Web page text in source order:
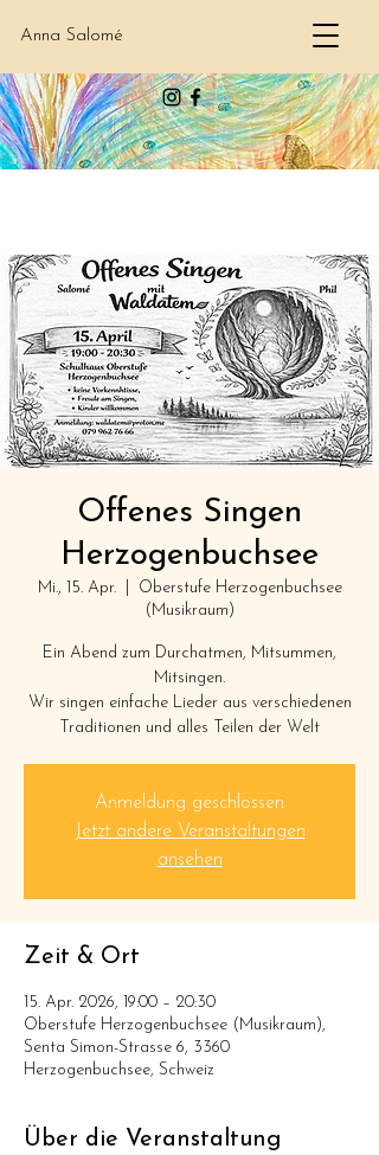
Anna Salomé
Offenes Singen
Herzogenbuchsee
Mi., 15. Apr.
  |
Oberstufe Herzogenbuchsee
(Musikraum)
Ein Abend zum Durchatmen, Mitsummen,
Mitsingen.
Wir singen einfache Lieder aus verschiedenen
Traditionen und alles Teilen der Welt
Anmeldung geschlossen
Jetzt andere Veranstaltungen
ansehen
Zeit & Ort
15. Apr. 2026, 19:00 – 20:30
Oberstufe Herzogenbuchsee (Musikraum),
Senta Simon-Strasse 6, 3360
Herzogenbuchsee, Schweiz
Über die Veranstaltung